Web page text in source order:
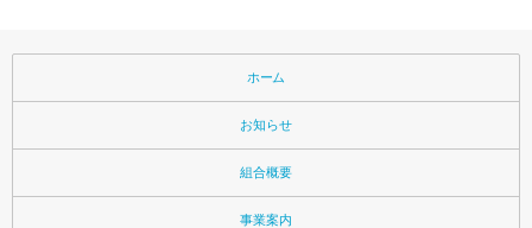
ホーム
お知らせ
組合概要
事業案内